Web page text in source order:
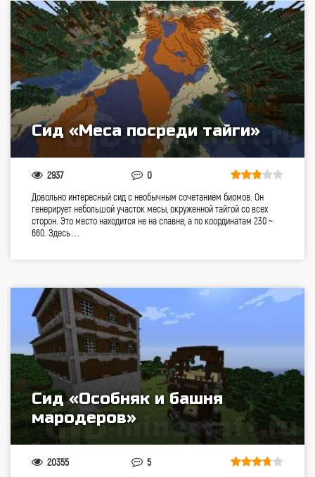
Сид «Меса посреди тайги»
2937 0
Довольно интересный сид с необычным сочетанием биомов. Он
генерирует небольшой участок месы, окруженной тайгой со всех
сторон. Это место находится не на спавне, а по координатам 230 ~
660. Здесь…
Сид «Особняк и башня
мародеров»
20355 5